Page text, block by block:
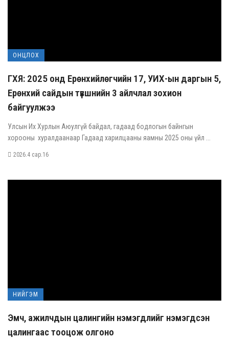
ОНЦЛОХ
ГХЯ: 2025 онд Ерөнхийлөгчийн 17, УИХ-ын даргын 5,
Ерөнхий сайдын түвшнийн 3 айлчлал зохион
байгуулжээ
Улсын Их Хурлын Аюулгүй байдал, гадаад бодлогын байнгын
хорооны хуралдаанаар Гадаад харилцааны яамны 2025 оны үйл ...
2026.4 сар.16
НИЙГЭМ
Эмч, ажилчдын цалингийн нэмэгдлийг нэмэгдсэн
цалингаас тооцож олгоно